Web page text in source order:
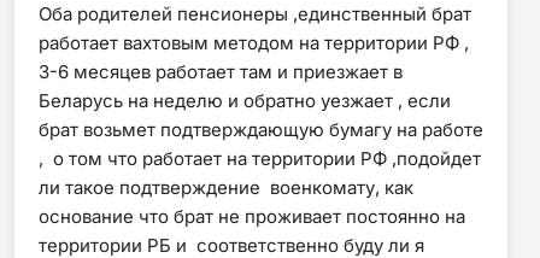
Оба родителей пенсионеры ,единственный брат
работает вахтовым методом на территории РФ ,
3-6 месяцев работает там и приезжает в
Беларусь на неделю и обратно уезжает , если
брат возьмет подтверждающую бумагу на работе
, о том что работает на территории РФ ,подойдет
ли такое подтверждение военкомату, как
основание что брат не проживает постоянно на
территории РБ и соответственно буду ли я